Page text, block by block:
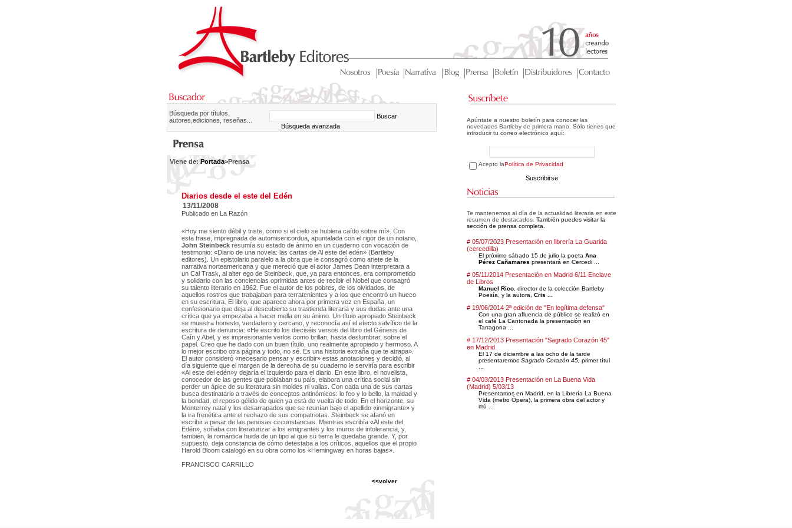
Apúntate a nuestro boletín para conocer las
novedades Bartleby de primera mano. Sólo tienes que
introducir tu correo electrónico aquí:
Acepto laPolítica de Privacidad
Suscribirse
Te mantenemos al día de la actualidad literaria en este
resumen de destacados. También puedes visitar la
sección de prensa completa.
# 05/07/2023 Presentación en librería La Guarida
(cercedilla)
El próximo sábado 15 de julio la poeta Ana
Pérez Cañamares presentará en Cercedi ...
# 05/11/2014 Presentación en Madrid 6/11 Enclave
de Libros
Manuel Rico, director de la colección Bartleby
Poesía, y la autora, Cris ...
# 19/06/2014 2ª edición de "En legítima defensa"
Con una gran afluencia de público se realizó en
el café La Cantonada la presentación en
Tarragona ...
# 17/12/2013 Presentación "Sagrado Corazón 45"
en Madrid
El 17 de diciembre a las ocho de la tarde
presentaremos Sagrado Corazón 45, primer títul
# 04/03/2013 Presentación en La Buena Vida
(Madrid) 5/03/13
Presentamos en Madrid, en la Librería La Buena
Vida (metro Ópera), la primera obra del actor y
mú ...
Búsqueda por títulos,
autores,ediciones, reseñas...
Buscar
Búsqueda avanzada
Viene de: Portada>Prensa
Diarios desde el este del Edén
13/11/2008
Publicado en La Razón
«Hoy me siento débil y triste, como si el cielo se hubiera caído sobre mí». Con
esta frase, impregnada de automisericordua, apuntalada con el rigor de un notario,
John Steinbeckresumía su estado de ánimo en un cuaderno con vocación de
testimonio: «Diario de una novela: las cartas de Al este del edén» (Bartleby
editores). Un epistolario paralelo a la obra que le consagró como ariete de la
narrativa norteamericana y que mereció que el actor James Dean interpretara a
un Cal Trask, al alter ego de Steinbeck, que, ya para entonces, era comprometido
y solidario con las conciencias oprimidas antes de recibir el Nobel que consagró
su talento literario en 1962. Fue el autor de los pobres, de los olvidados, de
aquellos rostros que trabajaban para terratenientes y a los que encontró un hueco
en su escritura. El libro, que aparece ahora por primera vez en España, un
confesionario que deja al descubierto su trastienda literaria y sus dudas ante una
crítica que ya empezaba a hacer mella en su ánimo. Un título apropiado Steinbeck
se muestra honesto, verdadero y cercano, y reconocía así el efecto salvífico de la
escritura de denuncia: «He escrito los dieciséis versos del libro del Génesis de
Caín y Abel, y es impresionante verlos como brillan, hasta deslumbrar, sobre el
papel. Creo que he dado con un buen título, uno realmente apropiado y hermoso. A
lo mejor escribo otra página y todo, no sé. Es una historia extraña que te atrapa».
El autor consideró «necesario pensar y escribir» estas anotaciones y decidió, al
día siguiente que el margen de la derecha de su cuaderno le serviría para escribir
«Al este del edén»y dejaría el izquierdo para el diario. En este libro, el novelista,
conocedor de las gentes que poblaban su país, elabora una crítica social sin
perder un ápice de su literatura sin moldes ni vallas. Con cada una de sus cartas
busca destinatario a través de conceptos antinómicos: lo feo y lo bello, la maldad y
la bondad, el reposo gélido de quien ya está de vuelta de todo. En el horizonte, su
Monterrey natal y los desarrapados que se reunían bajo el apellido «inmigrante» y
la ira frenética ante el rechazo de sus compatriotas. Steinbeck se afanó en
escribir a pesar de las penosas circunstancias. Mientras escribía «Al este del
Edén», soñaba con literaturizar a los emigrantes y los muros de intolerancia, y,
también, la romántica huida de un tipo al que su tierra le quedaba grande. Y, por
supuesto, deja constancia de cómo detestaba a los críticos, aquellos que el propio
Harold Bloom catalogó en su obra como los «Hemingway en horas bajas».
FRANCISCO CARRILLO
<<volver